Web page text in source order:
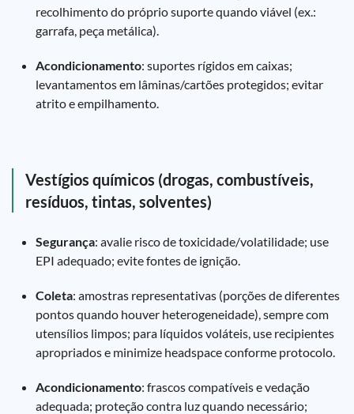
recolhimento do próprio suporte quando viável (ex.:
garrafa, peça metálica).
Acondicionamento: suportes rígidos em caixas;
levantamentos em lâminas/cartões protegidos; evitar
atrito e empilhamento.
Vestígios químicos (drogas, combustíveis,
resíduos, tintas, solventes)
Segurança: avalie risco de toxicidade/volatilidade; use
EPI adequado; evite fontes de ignição.
Coleta: amostras representativas (porções de diferentes
pontos quando houver heterogeneidade), sempre com
utensílios limpos; para líquidos voláteis, use recipientes
apropriados e minimize headspace conforme protocolo.
Acondicionamento: frascos compatíveis e vedação
adequada; proteção contra luz quando necessário;